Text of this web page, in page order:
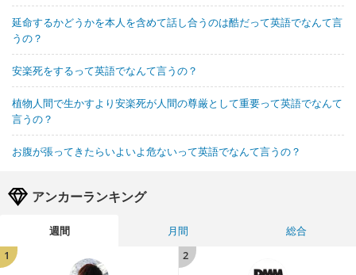
延命するかどうかを本人を含めて話し合うのは酷だって英語でなんて言
うの？
安楽死をするって英語でなんて言うの？
植物人間で生かすより安楽死が人間の尊厳として重要って英語でなんて
言うの？
お腹が張ってきたらいよいよ危ないって英語でなんて言うの？
アンカーランキング
週間 月間
総合
1
2